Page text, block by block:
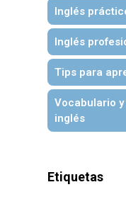
Inglés
Inglés
Tips para
Vocabulario
inglés
Etiquetas